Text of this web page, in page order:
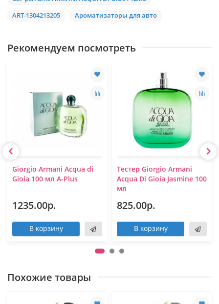
ART-1304213205
Ароматизаторы для авто
Рекомендуем посмотреть
Giorgio Armani Acqua di
Gioia 100 мл A-Plus
1235.00р.
В корзину
Тестер Giorgio Armani
Acqua Di Gioia Jasmine 100
мл
825.00р.
В корзину
Похожие товары